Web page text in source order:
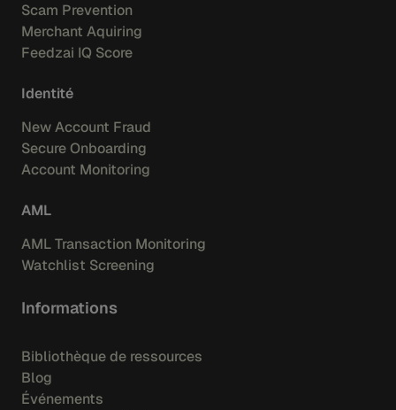
Scam Prevention
Merchant Aquiring
Feedzai IQ Score
Identité
New Account Fraud
Secure Onboarding
Account Monitoring
AML
AML Transaction Monitoring
Watchlist Screening
Informations
Bibliothèque de ressources
Blog
Événements